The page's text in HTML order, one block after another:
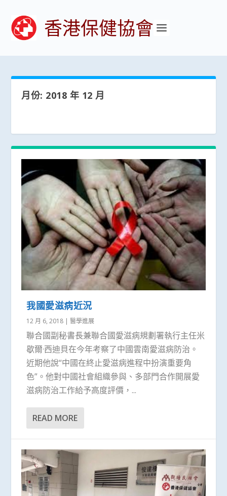
香港保健協會
月份: 2018 年 12 月
我國愛滋病近況
12 月 6, 2018 |醫學進展
聯合國副秘書長兼聯合國愛滋病規劃署執行主任米
歇爾·西迪貝在今年考察了中國雲南愛滋病防治。
近期他說“中國在終止愛滋病進程中扮演重要角
色”。他對中國社會組織參與、多部門合作開展愛
滋病防治工作給予高度評價，...
READ MORE